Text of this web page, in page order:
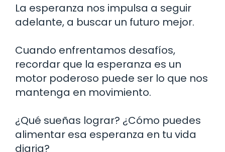
La esperanza nos impulsa a seguir
adelante, a buscar un futuro mejor.
Cuando enfrentamos desafíos,
recordar que la esperanza es un
motor poderoso puede ser lo que nos
mantenga en movimiento.
¿Qué sueñas lograr? ¿Cómo puedes
alimentar esa esperanza en tu vida
diaria?